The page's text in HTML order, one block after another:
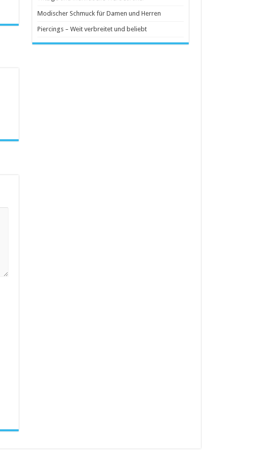
Modischer Schmuck für Damen und Herren
Piercings – Weit verbreitet und beliebt